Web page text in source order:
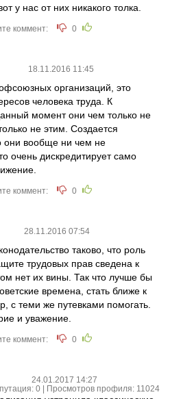
у нас от них никакого толка.
коммент: 0
18.11.2016 11:45
организаций, это
человека труда. К
момент они чем только не
не этим. Создается
они вообще ни чем не
очень дискредитирует само
коммент: 0
28.11.2016 07:54
таково, что роль
трудовых прав сведена к
нет их вины. Так что лучше бы
времена, стать ближе к
с теми же путевками помогать.
и уважение.
коммент: 0
24.01.2017 14:27
0 | Просмотров профиля: 11024